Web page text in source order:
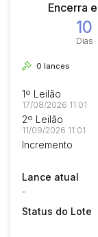
Encerra
10
Dias
0 lances
1º Leilão
17/08/2026 11:01
2º Leilão
11/09/2026 11:01
Incremento
Lance atual
-
Status do Lote